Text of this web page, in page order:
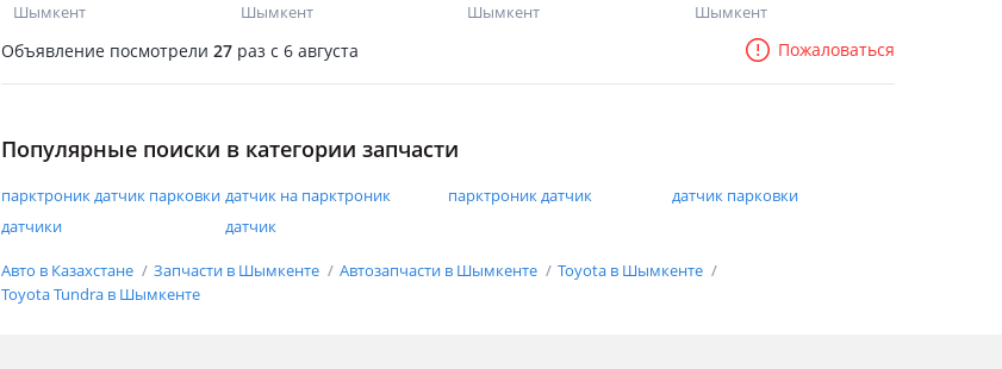
Шымкент
ориги
Шымкент Шымкент Шымкент
Объявление посмотрели 27 раз c 6 августа Пожаловаться
Популярные поиски в категории запчасти
парктроник датчик парковки датчик на парктроник парктроник датчик
датчик парковки
датчики
датчик
Авто в Казахстане Запчасти в Шымкенте Автозапчасти в Шымкенте
Toyota в Шымкенте
Toyota Tundra в Шымкенте